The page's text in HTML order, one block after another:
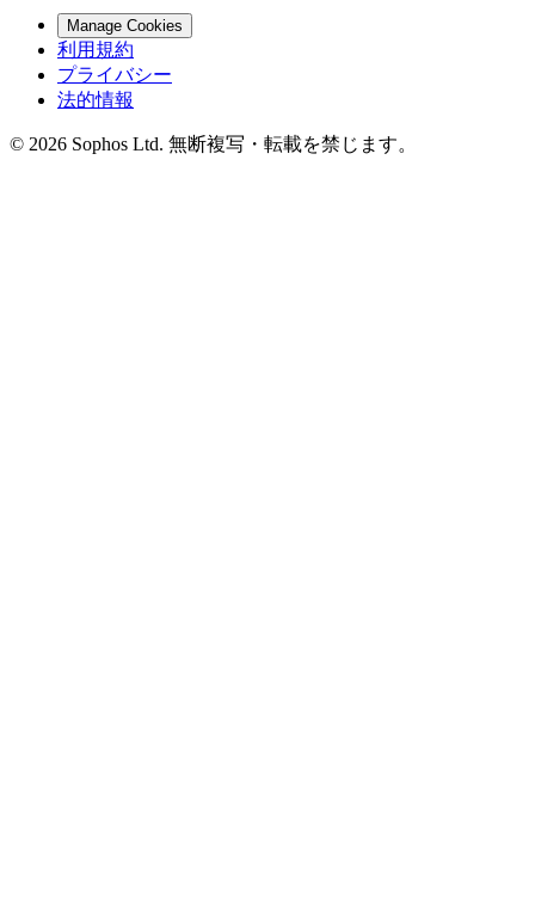
Manage Cookies
利用規約
プライバシー
法的情報
© 2026 Sophos Ltd. 無断複写・転載を禁じます。